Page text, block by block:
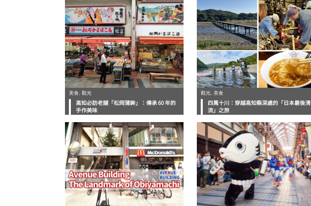
美食, 觀光
高知必訪老舖「松岡蒲鉾」：傳承 60 年的
手作美味
觀光, 美食
四萬十川：穿越高知縣深處的「日本最後清
流」之旅